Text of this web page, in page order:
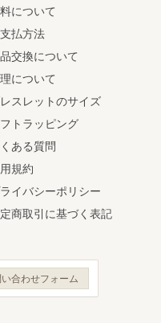
について
払方法
交換について
について
スレットのサイズ
トラッピング
ある質問
規約
イバシーポリシー
商取引に基づく表記
い合わせフォーム